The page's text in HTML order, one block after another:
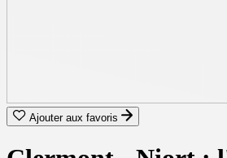
Ajouter aux favoris